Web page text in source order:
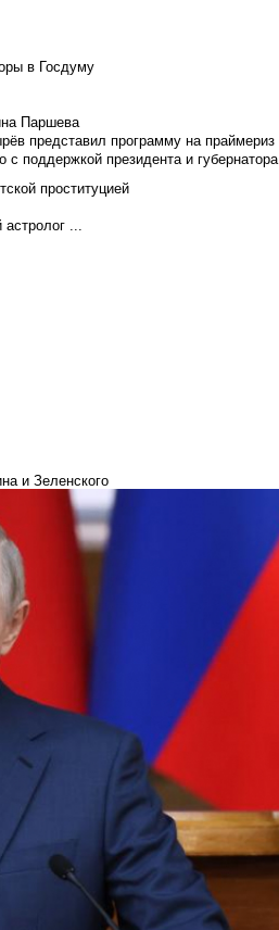
в Госдуму
Паршева
представил программу на праймериз
поддержкой президента и губернатора
проституцией
...
и Зеленского